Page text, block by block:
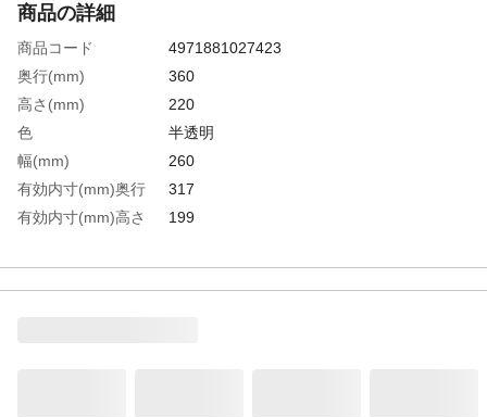
商品の詳細
商品コード
4971881027423
奥行(mm)
360
高さ(mm)
220
色
半透明
幅(mm)
260
有効内寸(mm)奥行
317
有効内寸(mm)高さ
199
生産国
日本